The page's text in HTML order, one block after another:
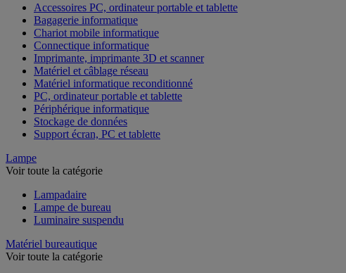
Accessoires PC, ordinateur portable et tablette
Bagagerie informatique
Chariot mobile informatique
Connectique informatique
Imprimante, imprimante 3D et scanner
Matériel et câblage réseau
Matériel informatique reconditionné
PC, ordinateur portable et tablette
Périphérique informatique
Stockage de données
Support écran, PC et tablette
Lampe
Voir toute la catégorie
Lampadaire
Lampe de bureau
Luminaire suspendu
Matériel bureautique
Voir toute la catégorie